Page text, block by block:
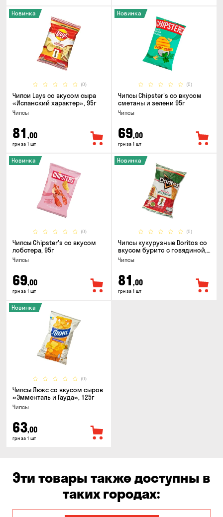
(0)
Новинка
Чипси Lays со вкусом сыра
«Испанский характер», 95г
Чипсы
81 ,00
грн за 1 шт
(0)
Новинка
Чипсы Chipster's со вкусом
сметаны и зелени 95г
Чипсы
69,00
грн за 1 шт
(0)
Новинка
Чипсы Chipster's со вкусом
лобстера, 95г
Чипсы
69,00
грн за 1 шт
(0)
Новинка
Чипсы кукурузные Doritos со
вкусом бурито с говядиной,
90г
Чипсы
81 ,00
грн за 1 шт
(0)
Новинка
Чипсы Люкс со вкусом сыров
«Эмменталь и Гауда», 125г
Чипсы
63,00
грн за 1 шт
Эти товары также доступны в
таких городах: